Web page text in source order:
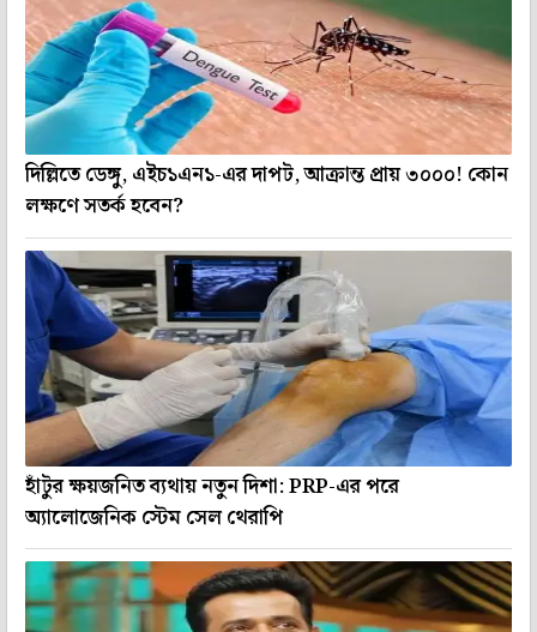
দিল্লিতে ডেঙ্গু, এইচ১এন১-এর দাপট, আক্রান্ত প্রায় ৩০০০! কোন
লক্ষণে সতর্ক হবেন?
হাঁটুর ক্ষয়জনিত ব্যথায় নতুন দিশা: PRP-এর পরে
অ্যালোজেনিক স্টেম সেল থেরাপি